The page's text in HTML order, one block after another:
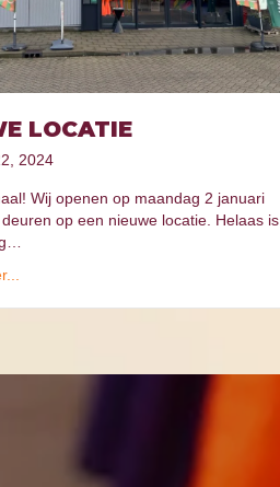
LOCATIE
2024
Wij openen op maandag 2 januari
op een nieuwe locatie. Helaas is